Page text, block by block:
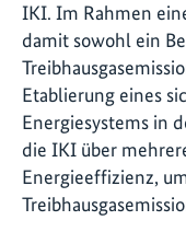
IKI. Im Rahmen
damit sowohl ein
Etablierung eines
Energiesystems in
die IKI über
Energieeffizienz,